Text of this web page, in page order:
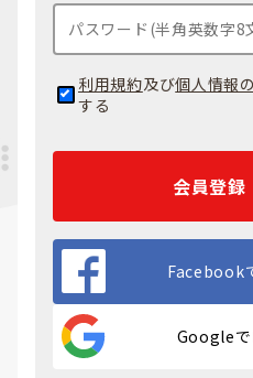
利用規約及び個人情報
する
会員登録
Facebook
Googleで